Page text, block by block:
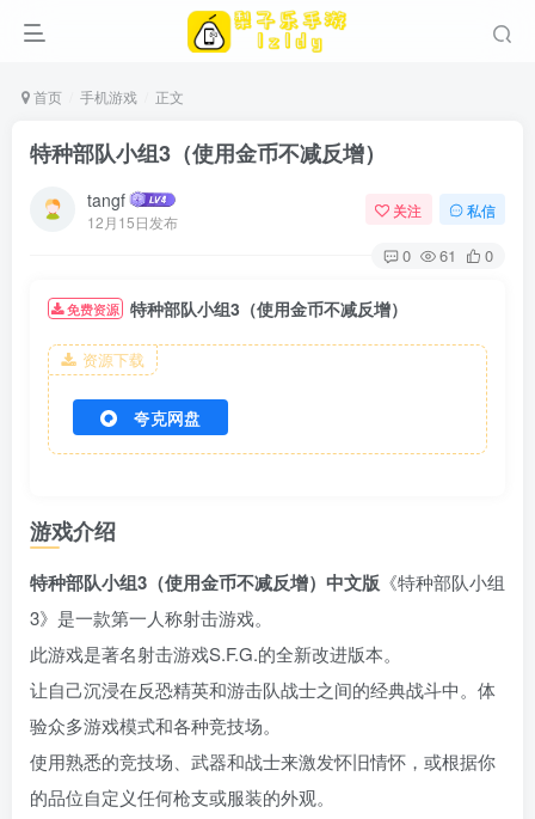
首页 手机游戏 正文
特种部队小组3（使用金币不减反增）
tangf
12月15日发布
关注 私信
0 61 0
免费资源 特种部队小组3（使用金币不减反增）
资源下载
夸克网盘
游戏介绍
特种部队小组3（使用金币不减反增）中文版 《特种部队小组
3》是一款第一人称射击游戏。
此游戏是著名射击游戏S.F.G.的全新改进版本。
让自己沉浸在反恐精英和游击队战士之间的经典战斗中。体
验众多游戏模式和各种竞技场。
使用熟悉的竞技场、武器和战士来激发怀旧情怀，或根据你
的品位自定义任何枪支或服装的外观。